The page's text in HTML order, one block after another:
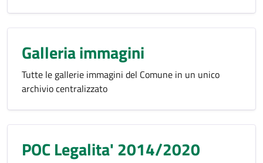
Galleria immagini
Tutte le gallerie immagini del Comune in un unico
archivio centralizzato
POC Legalita' 2014/2020